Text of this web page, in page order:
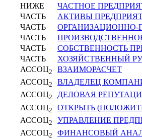
НИЖЕ
ЧАСТНОЕ
ЧАСТЬ
АКТИВЫ
ЧАСТЬ
ОРГАНИЗАЦИОННО-
ЧАСТЬ
ЧАСТЬ
СОБСТВЕННОСТЬ
ЧАСТЬ
ХОЗЯЙСТВЕННЫЙ
АССОЦ2
ВЗАИМОРАСЧЕТ
АССОЦ2
ВЛАДЕЛЕЦ
АССОЦ2
ДЕЛОВАЯ
АССОЦ2
ОТКРЫТЬ
АССОЦ2
УПРАВЛЕНИЕ
АССОЦ2 ФИНАНСОВЫЙ